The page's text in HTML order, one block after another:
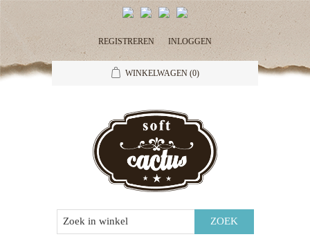
REGISTREREN INLOGGEN
WINKELWAGEN (0)